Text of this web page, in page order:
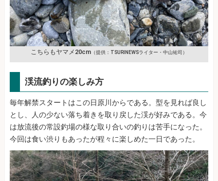
こちらもヤマメ20cm （提供：TSURINEWSライター・中山祐司）
渓流釣りの楽しみ方
毎年解禁スタートはこの日原川からである。型を見れば良し
とし、人の少ない落ち着きを取り戻した渓が好みである。今
は放流後の常設釣場の様な取り合いの釣りは苦手になった。
今回は食い渋りもあったが程々に楽しめた一日であった。